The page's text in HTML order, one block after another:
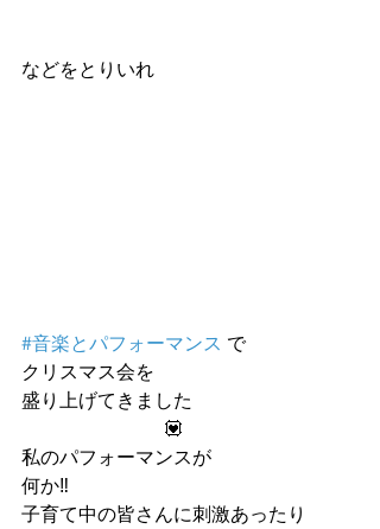
などをとりいれ
#音楽とパフォーマンス で
クリスマス会を
盛り上げてきました
                              💟
私のパフォーマンスが
何か‼️
子育て中の皆さんに刺激あったり